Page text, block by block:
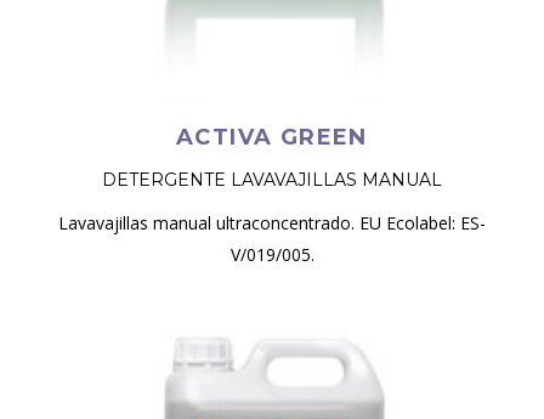
ACTIVA GREEN
DETERGENTE LAVAVAJILLAS MANUAL
Lavavajillas manual ultraconcentrado. EU Ecolabel: ES-
V/019/005.